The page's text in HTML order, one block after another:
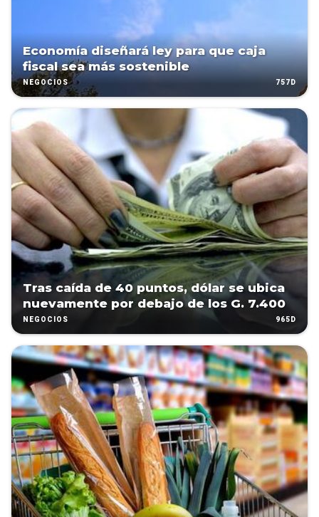
Economía diseñará ley para que caja
fiscal sea más sostenible
NEGOCIOS 757D
Tras caída de 40 puntos, dólar se ubica
nuevamente por debajo de los G. 7.400
NEGOCIOS 965D